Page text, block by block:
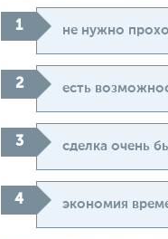
не нужно
есть
сделка очень
экономия